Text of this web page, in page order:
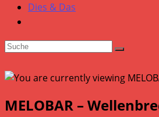
Dies & Das
MELOBAR –